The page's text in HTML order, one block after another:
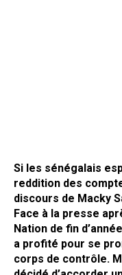
Si les sénégalais
reddition des
discours de Macky
Face à la presse
Nation de fin
a profité pour se
corps de contrôle.